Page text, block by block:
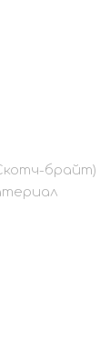
брайт)